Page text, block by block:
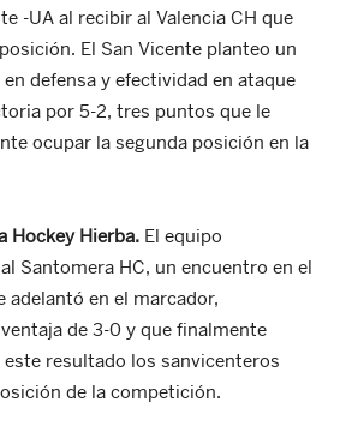
-UA al recibir al Valencia CH que
El San Vicente planteo un
defensa y efectividad en ataque
por 5-2, tres puntos que le
ocupar la segunda posición en la
Hockey Hierba. El equipo
Santomera HC, un encuentro en el
adelantó en el marcador,
de 3-0 y que finalmente
resultado los sanvicenteros
de la competición.